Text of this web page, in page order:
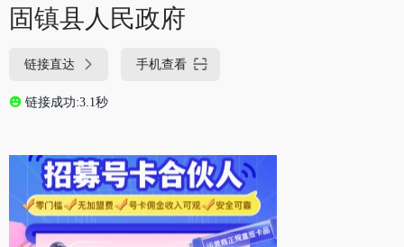
固镇县人民政府
链接直达 手机查看
链接成功:3.1秒